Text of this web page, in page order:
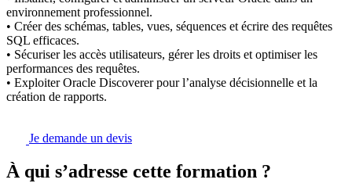
environnement professionnel.
• Créer des schémas, tables, vues, séquences et écrire des requêtes
SQL efficaces.
• Sécuriser les accès utilisateurs, gérer les droits et optimiser les
performances des requêtes.
• Exploiter Oracle Discoverer pour l’analyse décisionnelle et la
création de rapports.
Je demande un devis
À qui s’adresse cette formation ?